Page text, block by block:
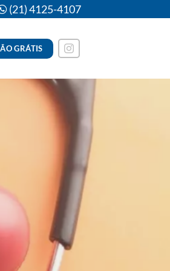
(21) 4125-4107
GRÁTIS